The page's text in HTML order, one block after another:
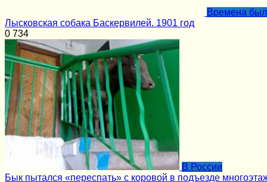
Времена
Лысковская собака Баскервилей. 1901 год
0 734
В России
Бык пытался «переспать» с коровой в подъезде